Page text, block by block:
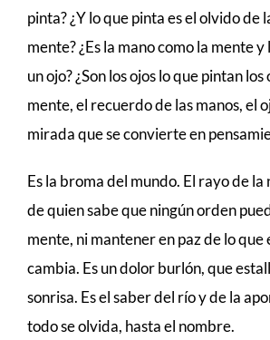
pinta? ¿Y lo que pinta es el olvido de
mente? ¿Es la mano como la mente
un ojo? ¿Son los ojos lo que pintan
mente, el recuerdo de las manos, el
mirada que se convierte en
Es la broma del mundo. El rayo de la
de quien sabe que ningún orden
mente, ni mantener en paz de lo que
cambia. Es un dolor burlón, que
sonrisa. Es el saber del río y de la
todo se olvida, hasta el nombre.